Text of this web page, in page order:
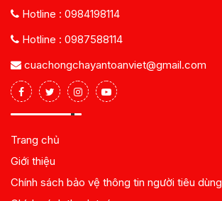
Hotline : 0984198114
Hotline : 0987588114
cuachongchayantoanviet@gmail.com
Trang chủ
Giới thiệu
Chính sách bảo vệ thông tin người tiêu dùng